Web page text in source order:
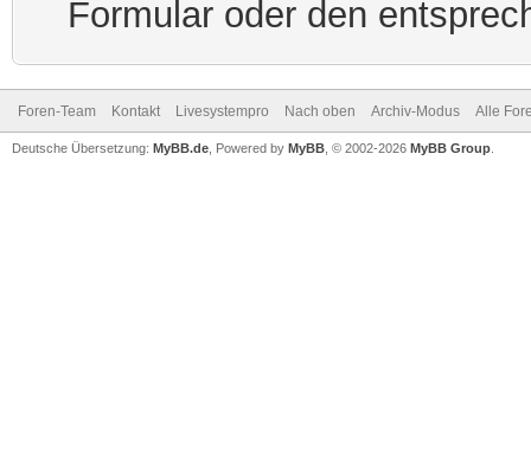
Formular oder den
Foren-Team Kontakt Livesystempro Nach oben Archiv-Modus Alle
Deutsche Übersetzung: MyBB.de , Powered by MyBB , © 2002-2026 MyBB Group